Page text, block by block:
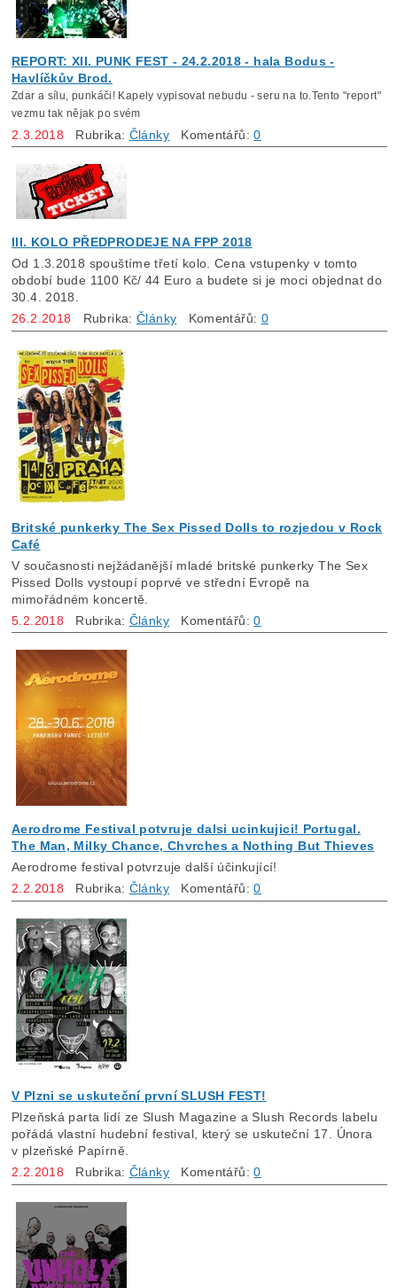
REPORT: XII. PUNK FEST - 24.2.2018 - hala Bodus -
Havlíčkův Brod.
Zdar a sílu, punkáči! Kapely vypisovat nebudu - seru na to.Tento "report"
vezmu tak nějak po svém
2.3.2018 Rubrika: Články Komentářů:0
III. KOLO PŘEDPRODEJE NA FPP 2018
Od 1.3.2018 spouštíme třetí kolo. Cena vstupenky v tomto
období bude 1100 Kč/ 44 Euro a budete si je moci objednat do
30.4. 2018.
26.2.2018 Rubrika:Články Komentářů: 0
Britské punkerky The Sex Pissed Dolls to rozjedou v Rock
Café
V současnosti nejžádanější mladé britské punkerky The Sex
Pissed Dolls vystoupí poprvé ve střední Evropě na
mimořádném koncertě.
5.2.2018 Rubrika: Články Komentářů:0
Aerodrome Festival potvruje dalsi ucinkujici! Portugal.
The Man, Milky Chance, Chvrches a Nothing But Thieves
Aerodrome festival potvrzuje další účinkující!
2.2.2018 Rubrika: Články Komentářů:0
V Plzni se uskuteční první SLUSH FEST!
Plzeňská parta lidí ze Slush Magazine a Slush Records labelu
pořádá vlastní hudební festival, který se uskuteční 17. Února
v plzeňské Papírně.
2.2.2018 Rubrika: Články Komentářů:0